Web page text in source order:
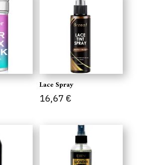
Lace Spray
16,67 €